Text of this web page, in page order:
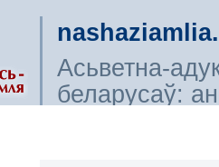
Асьветна-
беларусаў: